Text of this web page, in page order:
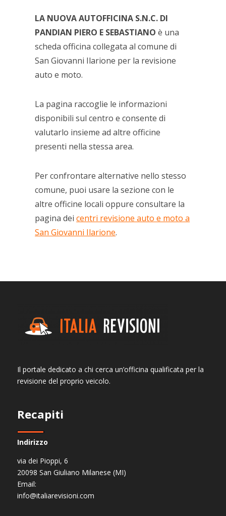
LA NUOVA AUTOFFICINA S.N.C. DI
PANDIAN PIERO E SEBASTIANO è una
scheda officina collegata al comune di
San Giovanni Ilarione per la revisione
auto e moto.
La pagina raccoglie le informazioni
disponibili sul centro e consente di
valutarlo insieme ad altre officine
presenti nella stessa area.
Per confrontare alternative nello stesso
comune, puoi usare la sezione con le
altre officine locali oppure consultare la
pagina deicentri revisione auto e moto a
San Giovanni Ilarione.
Il portale dedicato a chi cerca un’officina qualificata per la
revisione del proprio veicolo.
Recapiti
Indirizzo
via dei Pioppi, 6
20098 San Giuliano Milanese (MI)
Email:
info@italiarevisioni.com